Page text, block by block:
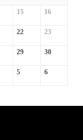
15 16
22 23
29 30
5 6